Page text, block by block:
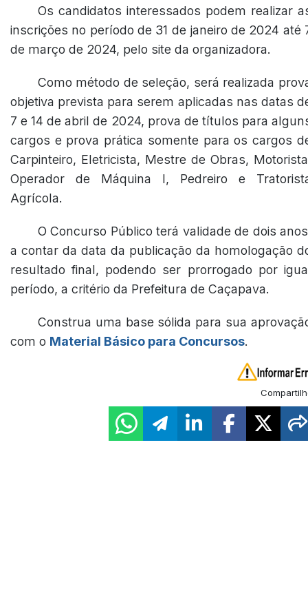
Os candidatos interessados podem realizar
inscrições no período de 31 de janeiro de 2024 até
de março de 2024, pelo site da organizadora.
Como método de seleção, será realizada
objetiva prevista para serem aplicadas nas datas
7 e 14 de abril de 2024, prova de títulos para
cargos e prova prática somente para os cargos
Carpinteiro, Eletricista, Mestre de Obras,
Operador de Máquina I, Pedreiro e
Agrícola.
O Concurso Público terá validade de dois
a contar da data da publicação da homologação
resultado final, podendo ser prorrogado por
período, a critério da Prefeitura de Caçapava.
Construa uma base sólida para sua
com o Material Básico para Concursos.